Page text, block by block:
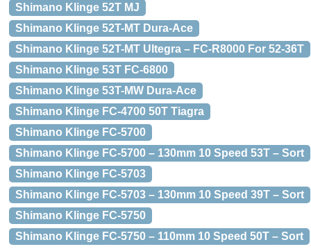
Shimano Klinge 52T MJ
Shimano Klinge 52T-MT Dura-Ace
Shimano Klinge 52T-MT Ultegra – FC-R8000 For 52-36T
Shimano Klinge 53T FC-6800
Shimano Klinge 53T-MW Dura-Ace
Shimano Klinge FC-4700 50T Tiagra
Shimano Klinge FC-5700
Shimano Klinge FC-5700 – 130mm 10 Speed 53T – Sort
Shimano Klinge FC-5703
Shimano Klinge FC-5703 – 130mm 10 Speed 39T – Sort
Shimano Klinge FC-5750
Shimano Klinge FC-5750 – 110mm 10 Speed 50T – Sort